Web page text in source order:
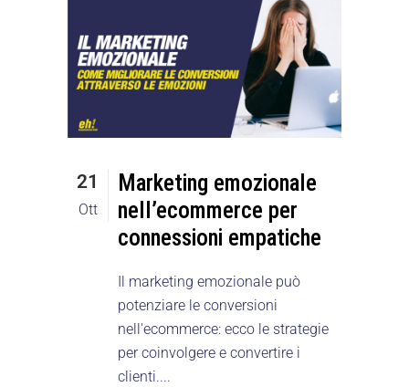
21
Ott
Marketing emozionale
nell’ecommerce per
connessioni empatiche
Il marketing emozionale può
potenziare le conversioni
nell'ecommerce: ecco le strategie
per coinvolgere e convertire i
clienti....